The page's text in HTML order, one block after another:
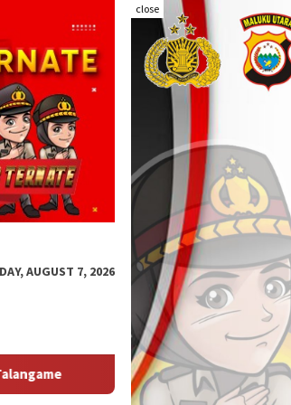
close
AUGUST 7, 2026
Audit Itwasum Polri Jadi Momentum